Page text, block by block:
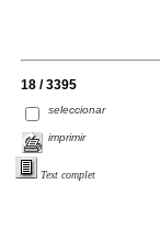
18 / 3395
seleccionar
imprimir
Text complet